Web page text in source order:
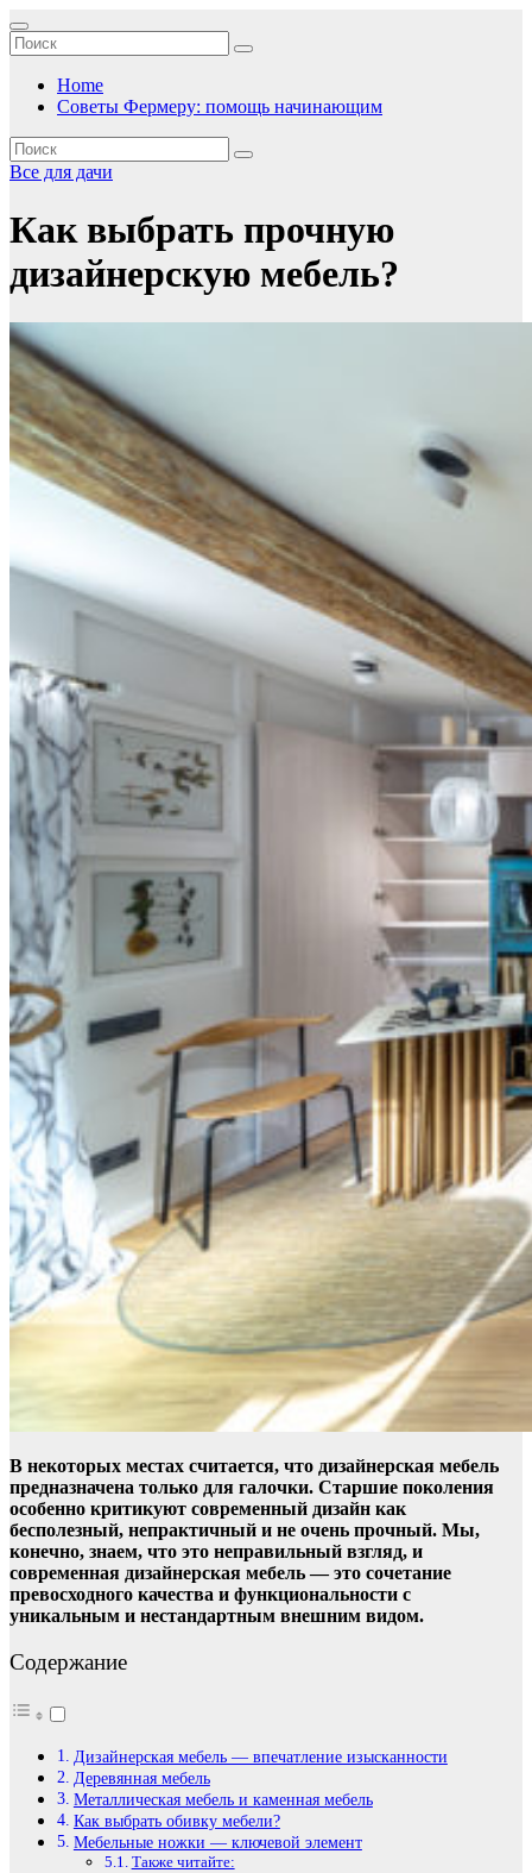
Перейти
к
содержимому
Home
Советы Фермеру: помощь начинающим
Все для дачи
Как выбрать прочную
дизайнерскую мебель?
В некоторых местах считается, что дизайнерская мебель
предназначена только для галочки. Старшие поколения
особенно критикуют современный дизайн как
бесполезный, непрактичный и не очень прочный. Мы,
конечно, знаем, что это неправильный взгляд, и
современная дизайнерская мебель — это сочетание
превосходного качества и функциональности с
уникальным и нестандартным внешним видом.
Содержание
Дизайнерская мебель — впечатление изысканности
Деревянная мебель
Металлическая мебель и каменная мебель
Как выбрать обивку мебели?
Мебельные ножки — ключевой элемент
Также читайте: